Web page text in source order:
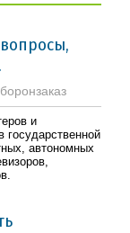
и
государственной
автономных